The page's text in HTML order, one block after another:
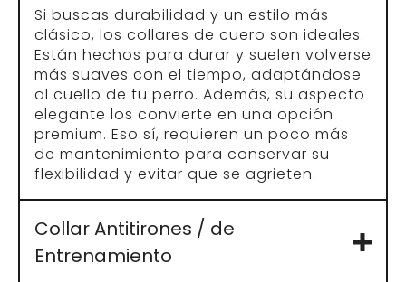
Si buscas durabilidad y un estilo más
clásico, los collares de cuero son ideales.
Están hechos para durar y suelen volverse
más suaves con el tiempo, adaptándose
al cuello de tu perro. Además, su aspecto
elegante los convierte en una opción
premium. Eso sí, requieren un poco más
de mantenimiento para conservar su
flexibilidad y evitar que se agrieten.
Collar Antitirones / de
Entrenamiento